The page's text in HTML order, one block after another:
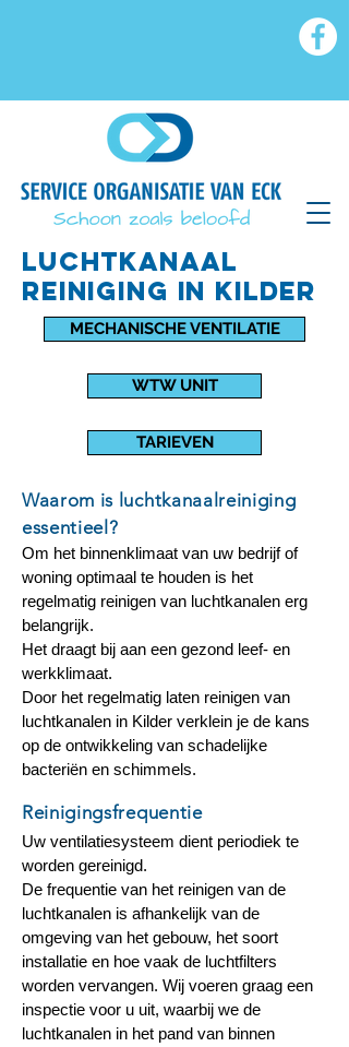
luchtkanaal
reiniging IN kilder
MECHANISCHE VENTILATIE
WTW UNIT
TARIEVEN
Waarom is luchtkanaalreiniging
essentieel?
Om het binnenklimaat van uw bedrijf of
woning optimaal te houden is het
regelmatig reinigen van luchtkanalen erg
belangrijk.
Het draagt bij aan een gezond leef- en
werkklimaat.
Door het regelmatig laten reinigen van
luchtkanalen in Kilder verklein je de kans
op de ontwikkeling van schadelijke
bacteriën en schimmels.
Uw ventilatiesysteem dient periodiek te
worden gereinigd.
De frequentie van het reinigen van de
luchtkanalen is afhankelijk van de
omgeving van het gebouw, het soort
installatie en hoe vaak de luchtfilters
worden vervangen. Wij voeren graag een
inspectie voor u uit, waarbij we de
luchtkanalen in het pand van binnen
Reinigingsfrequentie